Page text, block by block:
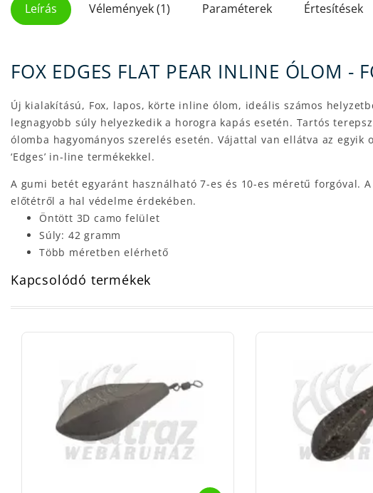
Leírás Vélemények (1) Paraméterek Értesítések
FOX EDGES FLAT PEAR INLINE ÓLOM -
Új kialakítású, Fox, lapos, körte inline ólom, ideális számos
legnagyobb súly helyezkedik a horogra kapás esetén. Tartós
ólomba hagyományos szerelés esetén. Vájattal van ellátva az
‘Edges’ in-line termékekkel.
A gumi betét egyaránt használható 7-es és 10-es méretű forgóval.
előtétről a hal védelme érdekében.
Öntött 3D camo felület
Súly: 42 gramm
Több méretben elérhető
Kapcsolódó termékek